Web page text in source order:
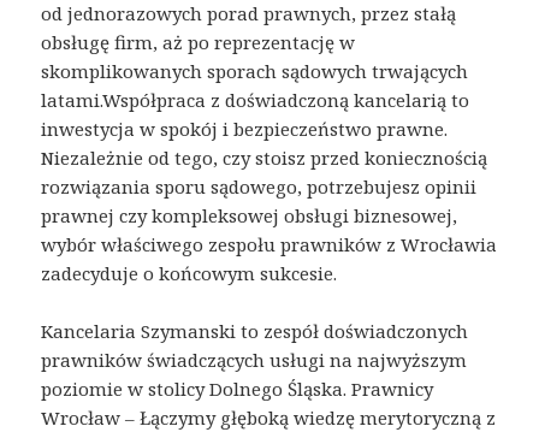
od jednorazowych porad prawnych, przez stałą
obsługę firm, aż po reprezentację w
skomplikowanych sporach sądowych trwających
latami.Współpraca z doświadczoną kancelarią to
inwestycja w spokój i bezpieczeństwo prawne.
Niezależnie od tego, czy stoisz przed koniecznością
rozwiązania sporu sądowego, potrzebujesz opinii
prawnej czy kompleksowej obsługi biznesowej,
wybór właściwego zespołu prawników z Wrocławia
zadecyduje o końcowym sukcesie.
Kancelaria Szymanski to zespół doświadczonych
prawników świadczących usługi na najwyższym
poziomie w stolicy Dolnego Śląska. Prawnicy
Wrocław – Łączymy głęboką wiedzę merytoryczną z